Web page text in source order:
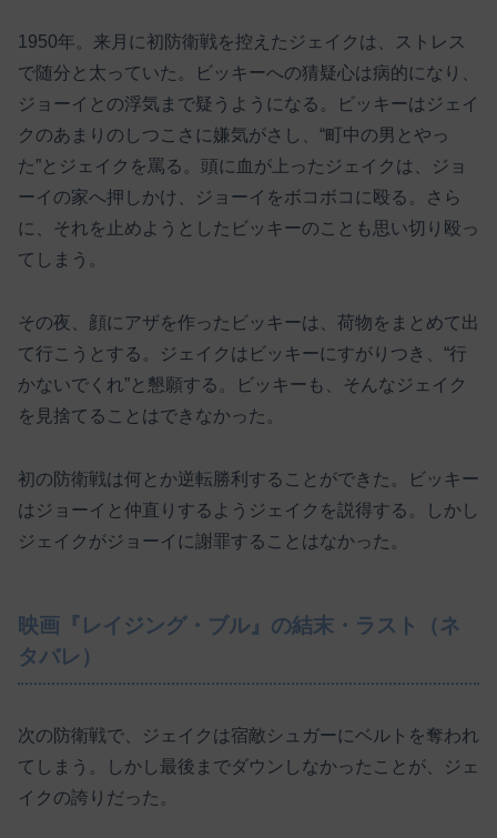
1950年。来月に初防衛戦を控えたジェイクは、ストレス
で随分と太っていた。ビッキーへの猜疑心は病的になり、
ジョーイとの浮気まで疑うようになる。ビッキーはジェイ
クのあまりのしつこさに嫌気がさし、“町中の男とやっ
た”とジェイクを罵る。頭に血が上ったジェイクは、ジョ
ーイの家へ押しかけ、ジョーイをボコボコに殴る。さら
に、それを止めようとしたビッキーのことも思い切り殴っ
てしまう。
その夜、顔にアザを作ったビッキーは、荷物をまとめて出
て行こうとする。ジェイクはビッキーにすがりつき、“行
かないでくれ”と懇願する。ビッキーも、そんなジェイク
を見捨てることはできなかった。
初の防衛戦は何とか逆転勝利することができた。ビッキー
はジョーイと仲直りするようジェイクを説得する。しかし
ジェイクがジョーイに謝罪することはなかった。
映画『レイジング・ブル』の結末・ラスト（ネ
タバレ）
次の防衛戦で、ジェイクは宿敵シュガーにベルトを奪われ
てしまう。しかし最後までダウンしなかったことが、ジェ
イクの誇りだった。